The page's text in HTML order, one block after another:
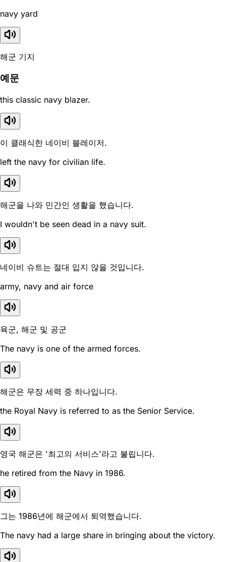
navy yard
해군 기지
예문
this classic navy blazer.
이 클래식한 네이비 블레이저.
left the navy for civilian life.
해군을 나와 민간인 생활을 했습니다.
I wouldn't be seen dead in a navy suit.
네이비 슈트는 절대 입지 않을 것입니다.
army, navy and air force
육군, 해군 및 공군
The navy is one of the armed forces.
해군은 무장 세력 중 하나입니다.
the Royal Navy is referred to as the Senior Service.
영국 해군은 '최고의 서비스'라고 불립니다.
he retired from the Navy in 1986.
그는 1986년에 해군에서 퇴역했습니다.
The navy had a large share in bringing about the victory.